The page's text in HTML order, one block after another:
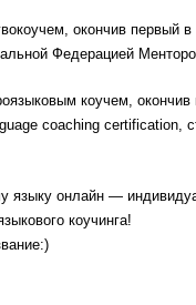
окончив первый в
Федерацией
коучем, окончив
coaching certification,
языку онлайн —
коучинга!